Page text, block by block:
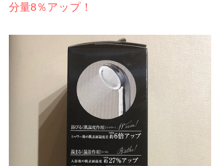
分量8％アップ！